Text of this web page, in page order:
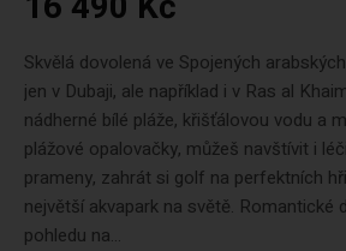
Skvělá dovolená ve Spojených
jen v Dubaji, ale například i v Ras al
nádherné bílé pláže, křišťálovou vodu a
plážové opalovačky, můžeš navštívit i
prameny, zahrát si golf na perfektních
největší akvapark na světě. Romantické
pohledu na...